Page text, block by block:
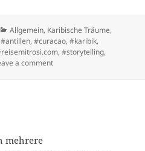
Categories
Allgemein, Karibische Träume,
#antillen,#curacao,#karibik,
,#storytelling,
a commenton Im Paradies ist alles
mehrere